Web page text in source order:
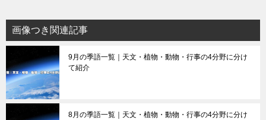
画像つき関連記事
9月の季語一覧｜天文・植物・動物・行事の4分野に分け
て紹介
8月の季語一覧｜天文・植物・動物・行事の4分野に分け